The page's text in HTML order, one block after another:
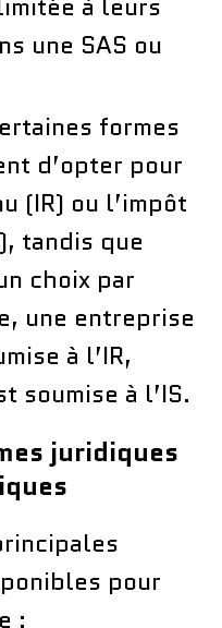
à leurs
une SAS ou
formes
d’opter pour
(IR) ou l’impôt
tandis que
choix par
une entreprise
à l’IR,
soumise à l’IS.
juridiques
pour
: